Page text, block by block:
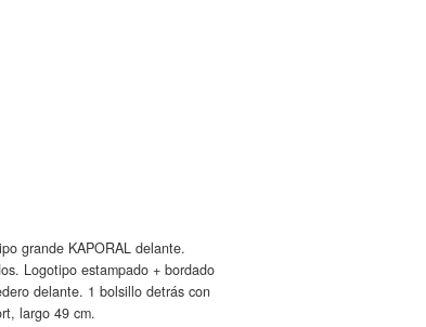
grande KAPORAL delante.
Logotipo estampado + bordado
delante. 1 bolsillo detrás con
largo 49 cm.